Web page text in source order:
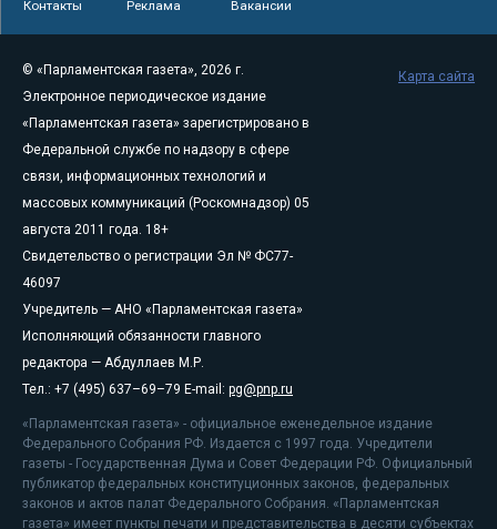
Контакты Реклама Вакансии
© «Парламентская газета», 2026 г.
Электронное периодическое издание
«Парламентская газета» зарегистрировано в
Федеральной службе по надзору в сфере
связи, информационных технологий и
массовых коммуникаций (Роскомнадзор) 05
августа 2011 года. 18+
Свидетельство о регистрации Эл № ФС77-
46097
Учредитель — АНО «Парламентская газета»
Исполняющий обязанности главного
редактора — Абдуллаев М.Р.
Тел.: +7 (495) 637–69–79 E-mail: pg@pnp.ru
«Парламентская газета» - официальное еженедельное издание
Федерального Собрания РФ. Издается с 1997 года. Учредители
газеты - Государственная Дума и Совет Федерации РФ. Официальный
публикатор федеральных конституционных законов, федеральных
законов и актов палат Федерального Собрания. «Парламентская
газета» имеет пункты печати и представительства в десяти субъектах
Карта сайта